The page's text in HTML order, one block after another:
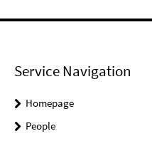
Service Navigation
Homepage
People